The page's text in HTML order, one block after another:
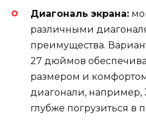
Диагональ экрана:
различными
преимущества.
27 дюймов
размером и
диагонали,
глубже погрузиться в